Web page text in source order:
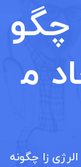
چگو
م
الرژی زا چگونه